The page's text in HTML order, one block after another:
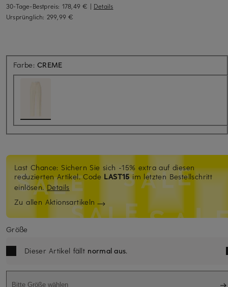
30-Tage-Bestpreis: 178,49 € | Details
Ursprünglich: 299,99 €
Farbe:CREME
Last Chance: Sichern Sie sich -15% extra auf diesen
reduzierten Artikel. Code LAST15im letzten Bestellschritt
einlösen.Details
Zu allen Aktionsartikeln
Größe
Dieser Artikel fällt normal aus.
Bitte Größe wählen